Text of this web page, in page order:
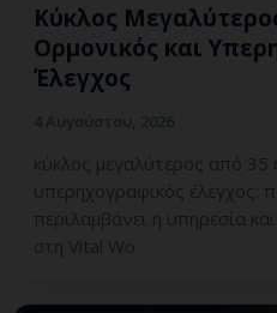
Κύκλος
Ορμονικός και
Έλεγχος
κύκλος μεγαλύτερος από 35
υπερηχογραφικός έλεγχος:
περιλαμβάνει η υπηρεσία
στη Vital Wo